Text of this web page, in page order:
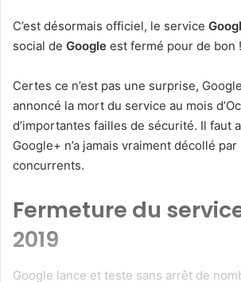
C’est désormais officiel, le service
social de Google est fermé pour de bon !
Certes ce n’est pas une surprise,
annoncé la mort du service au mois
d’importantes failles de sécurité. Il faut
Google+ n’a jamais vraiment décollé
concurrents.
Fermeture du
2019
Google lance et teste sans arrêt de